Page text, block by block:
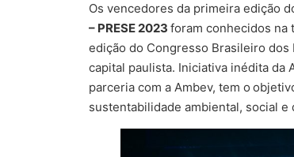
Os vencedores da primeira edição
– PRESE 2023 foram conhecidos na
edição do Congresso Brasileiro
capital paulista. Iniciativa inédita da
parceria com a Ambev, tem o
sustentabilidade ambiental, social